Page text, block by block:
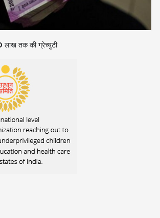
लाख तक की ग्रेच्युटी